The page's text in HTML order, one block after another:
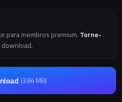
para membros premium. Torne-
(3.84 MB)